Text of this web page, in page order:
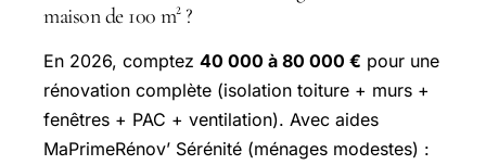
maison de 100 m² ?
En 2026, comptez 40 000 à 80 000 € pour une
rénovation complète (isolation toiture + murs +
fenêtres + PAC + ventilation). Avec aides
MaPrimeRénov’ Sérénité (ménages modestes) :